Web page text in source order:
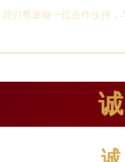
们尊重每一位合作伙伴
诚